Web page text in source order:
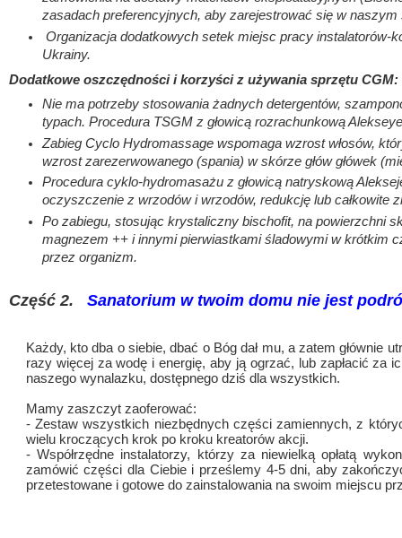
zasadach preferencyjnych, aby zarejestrować się w
Organizacja dodatkowych setek miejsc pracy instalatorów-
Ukrainy.
Dodatkowe oszczędności i korzyści z używania sprzętu CGM:
Nie ma potrzeby stosowania żadnych detergentów,
typach.Procedura TSGM z głowicą rozrachunkową
Zabieg Cyclo Hydromassage wspomaga wzrost włosów,
wzrost zarezerwowanego (spania) w skórze głów główek
Procedura cyklo-hydromasażu z głowicą natryskową
oczyszczenie z wrzodów i wrzodów, redukcję lub całkowite
Po zabiegu, stosując krystaliczny bischofit, na powierzchni
magnezem ++ i innymi pierwiastkami śladowymi w krótkim
przez organizm.
Część 2. Sanatorium w twoim domu nie jest
Każdy, kto dba o siebie, dbać o Bóg dał mu, a zatem głównie
razy więcej za wodę i energię, aby ją ogrzać, lub zapłacić
naszego wynalazku, dostępnego dziś dla wszystkich.
Mamy zaszczyt zaoferować:
- Zestaw wszystkich niezbędnych części zamiennych, z
wielu kroczących krok po kroku kreatorów akcji.
- Współrzędne instalatorzy, którzy za niewielką opłatą
zamówić części dla Ciebie i prześlemy 4-5 dni, aby
przetestowane i gotowe do zainstalowania na swoim miejscu